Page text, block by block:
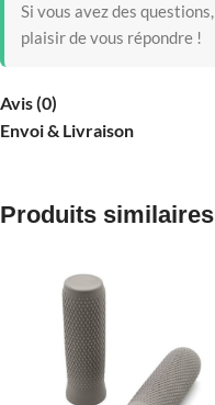
Si vous avez des questions,
plaisir de vous répondre !
Avis (0)
Envoi & Livraison
Produits similaires